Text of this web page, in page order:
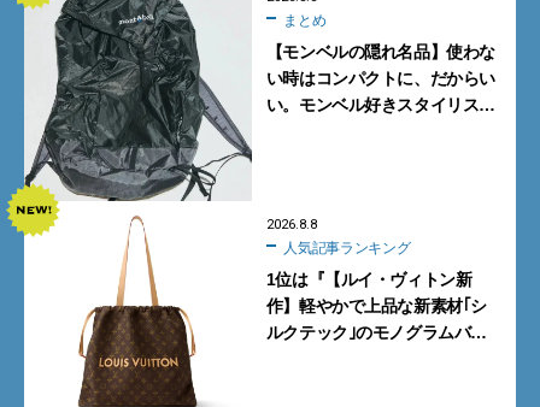
まとめ
【モンベルの隠れ名品】使わな
い時はコンパクトに、だからい
い。モンベル好きスタイリスト
2026.8.8
人気記事ランキング
1位は『【ルイ・ヴィトン新
作】軽やかで上品な新素材｢シ
ルクテック｣のモノグラムバッ